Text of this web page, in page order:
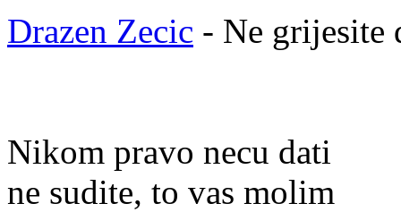
Drazen Zecic - Ne grijesite
Nikom pravo necu dati
ne sudite, to vas molim